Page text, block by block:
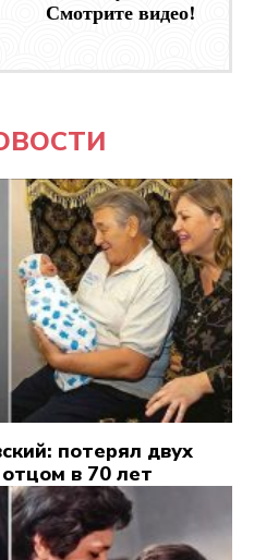
Смотрите видео!
потерял двух
в 70 лет